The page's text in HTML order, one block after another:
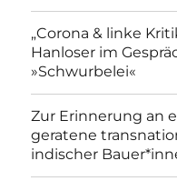
„Corona & linke
Hanloser im
»Schwurbelei«
Zur Erinnerung an
geratene
indischer